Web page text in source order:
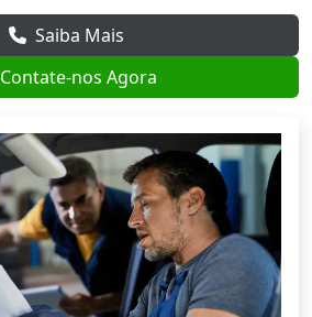
Saiba Mais
Contate-nos Agora